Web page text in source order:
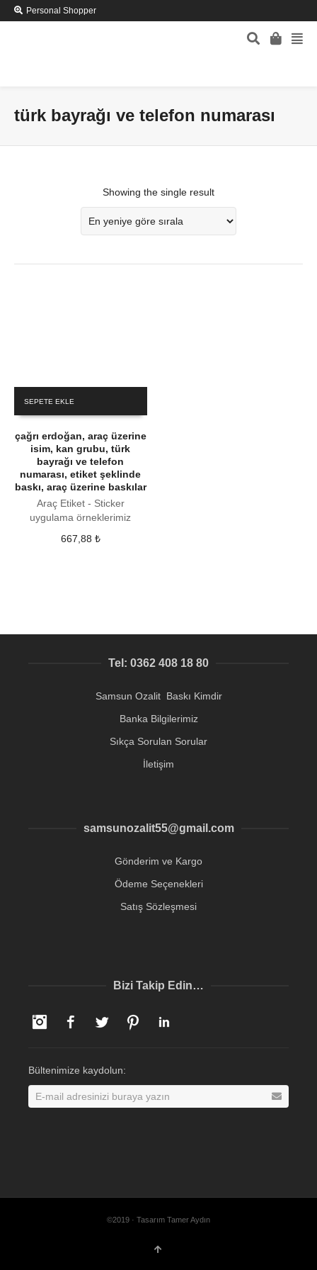
Personal Shopper
türk bayrağı ve telefon numarası
Showing the single result
SEPETE EKLE
çağrı erdoğan, araç üzerine
isim, kan grubu, türk
bayrağı ve telefon
numarası, etiket şeklinde
baskı, araç üzerine baskılar
Araç Etiket - Sticker
uygulama örneklerimiz
667,88 ₺
Tel: 0362 408 18 80
Samsun Ozalit Baskı Kimdir
Banka Bilgilerimiz
Sıkça Sorulan Sorular
İletişim
samsunozalit55@gmail.com
Gönderim ve Kargo
Ödeme Seçenekleri
Satış Sözleşmesi
Bizi Takip Edin…
InstagramFacebookTwitter Pinterest
Bültenimize kaydolun:
©2019 · Tasarım Tamer Aydın